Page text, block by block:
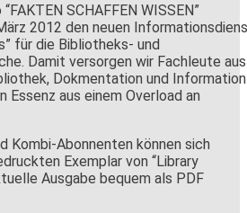
SCHAFFEN WISSEN”
2012 den neuen
für die Bibliotheks- und
Damit versorgen wir Fachleute aus
Dokmentation und Information
aus einem Overload an
Kombi-Abonnenten können sich
Exemplar von “Library
Ausgabe bequem als PDF